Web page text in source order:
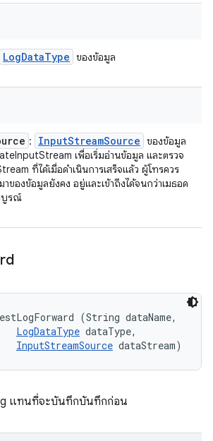
LogDataType ของข้อมูล
: InputStreamSource ของข้อมูล
เพื่อเริ่มอ่านข้อมูล และตรวจ
ที่ได้เมื่อดำเนินการเสร็จแล้ว ผู้โทรควร
ของข้อมูลยังคง อยู่และเข้าถึงได้จนกว่าเมธอด
บูรณ์
(String dataName,
LogDataType dataType,
InputStreamSource dataStream)
แทนที่จะบันทึกบันทึกก่อน